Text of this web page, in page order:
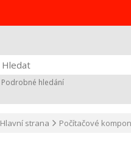
Podrobné hledání
Hlavní strana Počítačové